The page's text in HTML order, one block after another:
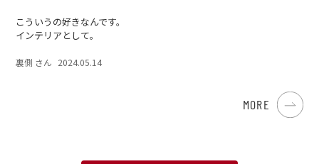
こういうの好きなんです。
インテリアとして。
裏側 さん 2024.05.14
MORE